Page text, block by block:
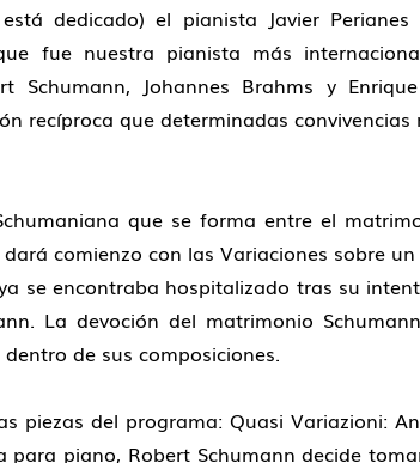
dedicado) el pianista Javier
fue nuestra pianista más
Schumann, Johannes Brahms y
recíproca que determinadas convivencias
que se forma entre el
comienzo con las Variaciones sobre
se encontraba hospitalizado tras su
La devoción del matrimonio
de sus composiciones.
piezas del programa: Quasi Variazioni:
para piano, Robert Schumann decide